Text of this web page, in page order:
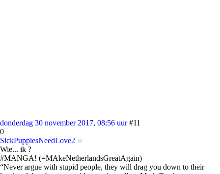
donderdag 30 november 2017, 08:56 uur #11
0
SickPuppiesNeedLove2
Wie... ik ?
#MANGA! (=MAkeNetherlandsGreatAgain)
“Never argue with stupid people, they will drag you down to their